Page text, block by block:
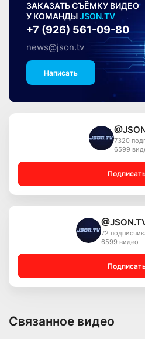
ЗАКАЗАТЬ СЪЁМКУ ВИДЕО
У КОМАНДЫJSON.TV
+7 (926) 561-09-80
news@json.tv
Написать
7320
6599
72
6599 видео
Связанное видео